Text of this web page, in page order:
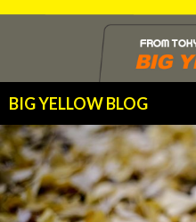
BIG YELLOW BLOG
索
ン
テ
ン
ツ
へ